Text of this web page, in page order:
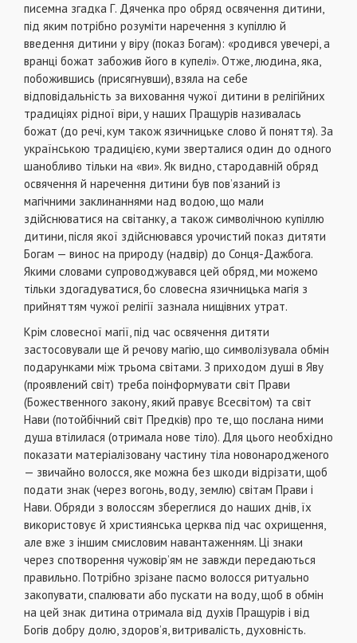
писемна згадка Г. Дяченка про обряд освячення дитини,
під яким потрібно розуміти наречення з купіллю й
введення дитини у віру (показ Богам): «родився увечері, а
вранці божат забожив його в купелі». Отже, людина, яка,
побожившись (присягнувши), взяла на себе
відповідальність за виховання чужої дитини в релігійних
традиціях рідної віри, у наших Пращурів називалась
божат (до речі, кум також язичницьке слово й поняття). За
українською традицією, куми зверталися один до одного
шанобливо тільки на «ви». Як видно, стародавній обряд
освячення й наречення дитини був пов’язаний із
магічними заклинаннями над водою, що мали
здійснюватися на світанку, а також символічною купіллю
дитини, після якої здійснювався урочистий показ дитяти
Богам — винос на природу (надвір) до Сонця-Дажбога.
Якими словами супроводжувався цей обряд, ми можемо
тільки здогадуватися, бо словесна язичницька магія з
прийняттям чужої релігії зазнала нищівних утрат.
Крім словесної магії, під час освячення дитяти
застосовували ще й речову магію, що символізувала обмін
подарунками між трьома світами. З приходом душі в Яву
(проявлений світ) треба поінформувати світ Прави
(Божественного закону, який правує Всесвітом) та світ
Нави (потойбічний світ Предків) про те, що послана ними
душа втілилася (отримала нове тіло). Для цього необхідно
показати матеріалізовану частину тіла новонародженого
— звичайно волосся, яке можна без шкоди відрізати, щоб
подати знак (через вогонь, воду, землю) світам Прави і
Нави. Обряди з волоссям збереглися до наших днів, їх
використовує й християнська церква під час охрищення,
але вже з іншим смисловим навантаженням. Ці знаки
через спотворення чужовір’ям не завжди передаються
правильно. Потрібно зрізане пасмо волосся ритуально
закопувати, спалювати або пускати на воду, щоб в обмін
на цей знак дитина отримала від духів Пращурів і від
Богів добру долю, здоров’я, витривалість, духовність.